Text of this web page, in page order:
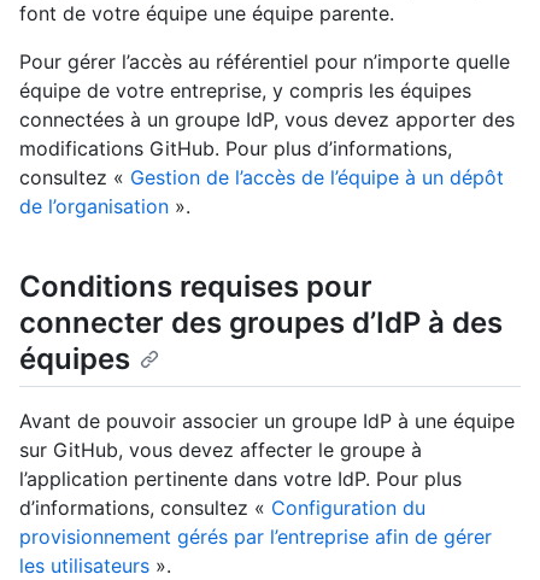
font de votre équipe une équipe parente.
Pour gérer l’accès au référentiel pour n’importe quelle
équipe de votre entreprise, y compris les équipes
connectées à un groupe IdP, vous devez apporter des
modifications GitHub. Pour plus d’informations,
consultez « Gestion de l’accès de l’équipe à un dépôt
de l’organisation ».
Conditions requises pour
connecter des groupes d’IdP à des
équipes
Avant de pouvoir associer un groupe IdP à une équipe
sur GitHub, vous devez affecter le groupe à
l’application pertinente dans votre IdP. Pour plus
d’informations, consultez « Configuration du
provisionnement gérés par l’entreprise afin de gérer
les utilisateurs ».